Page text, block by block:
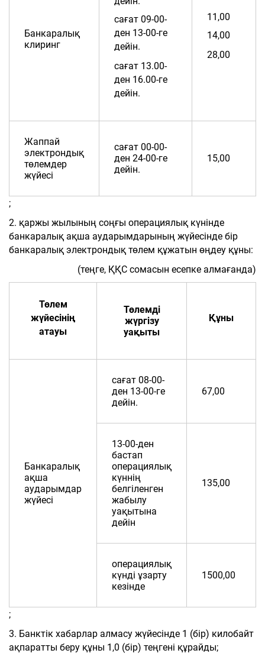
Банкаралық
клиринг
сағат 09-00-
ден 13-00-ге
дейін.
сағат 13.00-
ден 16.00-ге
дейін.
11,00
14,00
28,00
Жаппай
электрондық
төлемдер
жүйесі
сағат 00-00-
ден 24-00-ге
дейін.
15,00
;
2. қаржы жылының соңғы операциялық күнінде
банкаралық ақша аударымдарының жүйесінде бір
банкаралық электрондық төлем құжатын өңдеу құны:
(теңге, ҚҚС сомасын есепке алмағанда)
Төлем
жүйесінің
атауы
Төлемді
жүргізу
уақыты
Құны
Банкаралық
ақша
аударымдар
жүйесі
сағат 08-00-
ден 13-00-ге
дейін.
67,00
13-00-ден
бастап
операциялық
күннің
белгіленген
жабылу
уақытына
дейін
135,00
операциялық
күнді ұзарту
кезінде
1500,00
;
3. Банктік хабарлар алмасу жүйесінде 1 (бір) килобайт
ақпаратты беру құны 1,0 (бір) теңгені құрайды;